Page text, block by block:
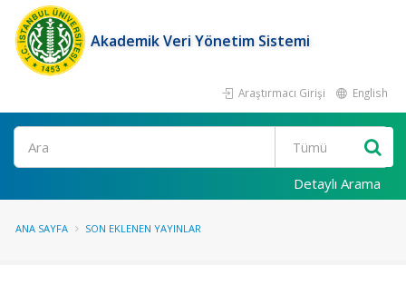
Akademik Veri Yönetim Sistemi
Araştırmacı Girişi English
Ara
Detaylı Arama
ANA SAYFA SON EKLENEN YAYINLAR